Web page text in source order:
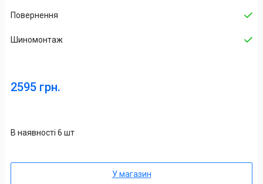
Повернення
Шиномонтаж
2595 грн.
В наявності 6 шт
У магазин